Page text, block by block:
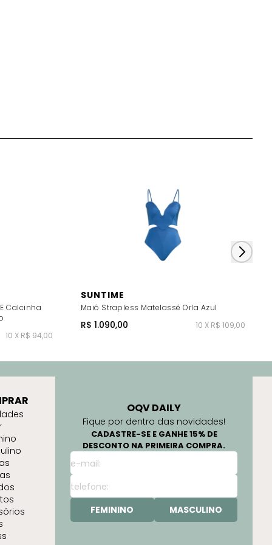
Calcinha
10 X R$ 94,00
SUNTIME
Maiô Strapless Matelassê Orla Azul
R$ 1.090,00 10 X R$ 109,00
OQV DAILY
Fique por dentro das novidades!
CADASTRE-SE E GANHE 15% DE
DESCONTO NA PRIMEIRA COMPRA.
FEMININO MASCULINO